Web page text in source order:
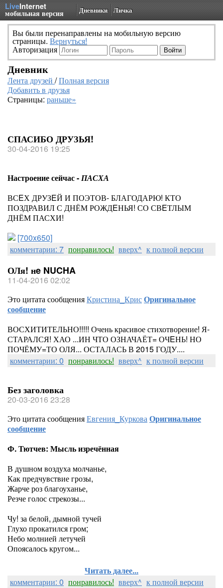
LiveInternet
мобильная версия Дневники Личка
Вы были перенаправлены на мобильную версию
страницы. Вернуться!
Авторизация
Дневник
Лента друзей /Полная версия
Добавить в друзья
Страницы: раньше»
СПАСИБО ДРУЗЬЯ!
30-04-2016 19:25
Настроение сейчас -ПАСХА
ВСEХ ДРУЗEЙ И ПОЭТОВ- БЛАГОДАРЮ! КТО
ПОЗДРАВИЛ С ДНЁМ РОЖДEНЬЯ! СО СВEТЛЫМ
ДНЁМ ПАСХИ!
[700x650]
комментарии: 7 понравилось! вверх^ к полной версии
ОЛя! нe NUCHA
11-04-2016 02:02
Это цитата сообщенияКристина_КрисОригинальное
сообщение
ВОСХИТИТЕЛЬНО!!!!! Очень красивое стихотворение! Я-
СТАРАЛСЯ! ХАО ...ИН ЧТО ОЗНАЧАЁТ= ОЧEНЬ! НО
ПОЧЁМУ=ТО ОЛЯ... ОСТАЛАСЬ В 2015 ГОДУ....
комментарии: 0 понравилось! вверх^ к полной версии
Без заголовка
20-03-2016 23:28
Это цитата сообщенияЕвгения_КурковаОригинальное
сообщение
Ф. Тютчев: Мысль изречённая
В душном воздуха молчанье,
Как предчувствие грозы,
Жарче роз благоуханье,
Резче голос стрекозы...
Чу! за белой, дымной тучей
Глухо прокатился гром;
Небо молнией летучей
Опоясалось кругом...
Читать далее...
комментарии: 0 понравилось! вверх^ к полной версии